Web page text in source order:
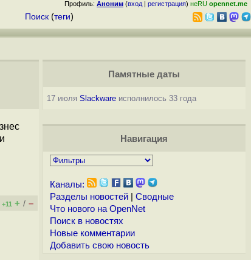
Профиль: Аноним (вход | регистрация) неRU opennet.me
Поиск (теги)
+11 + / –
Памятные даты
17 июля Slackwareисполнилось 33 года
Навигация
Каналы:
Разделы новостей| Сводные
Что нового на OpenNet
Поиск в новостях
Новые комментарии
Добавить свою новость